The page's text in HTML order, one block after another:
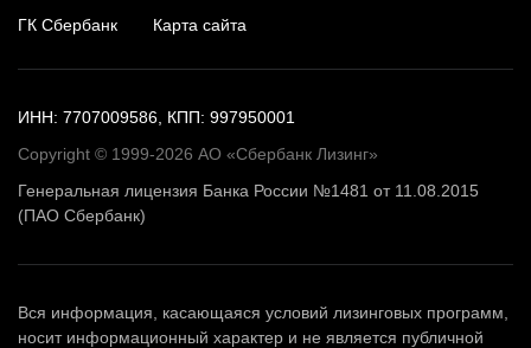
ГК Сбербанк
Карта сайта
ИНН: 7707009586, КПП: 997950001
Copyright © 1999-2026 АО «Сбербанк Лизинг»
Генеральная лицензия Банка России №1481 от 11.08.2015
(ПАО Сбербанк)
Вся информация, касающаяся условий лизинговых программ,
носит информационный характер и не является публичной